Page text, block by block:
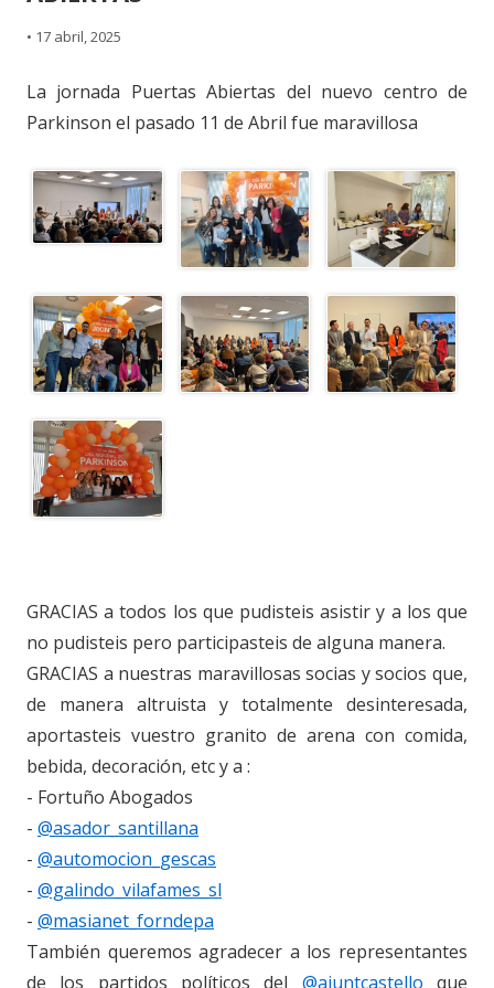
• 17 abril, 2025
La jornada Puertas Abiertas del nuevo centro de
Parkinson el pasado 11 de Abril fue maravillosa
GRACIAS a todos los que pudisteis asistir y a los que
no pudisteis pero participasteis de alguna manera.
GRACIAS a nuestras maravillosas socias y socios que,
de manera altruista y totalmente desinteresada,
aportasteis vuestro granito de arena con comida,
bebida, decoración, etc y a :
- Fortuño Abogados
- @asador_santillana
- @automocion_gescas
- @galindo_vilafames_sl
- @masianet_forndepa
También queremos agradecer a los representantes
de los partidos políticos del @ajuntcastello que